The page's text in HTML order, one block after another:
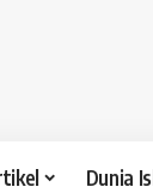
Dunia